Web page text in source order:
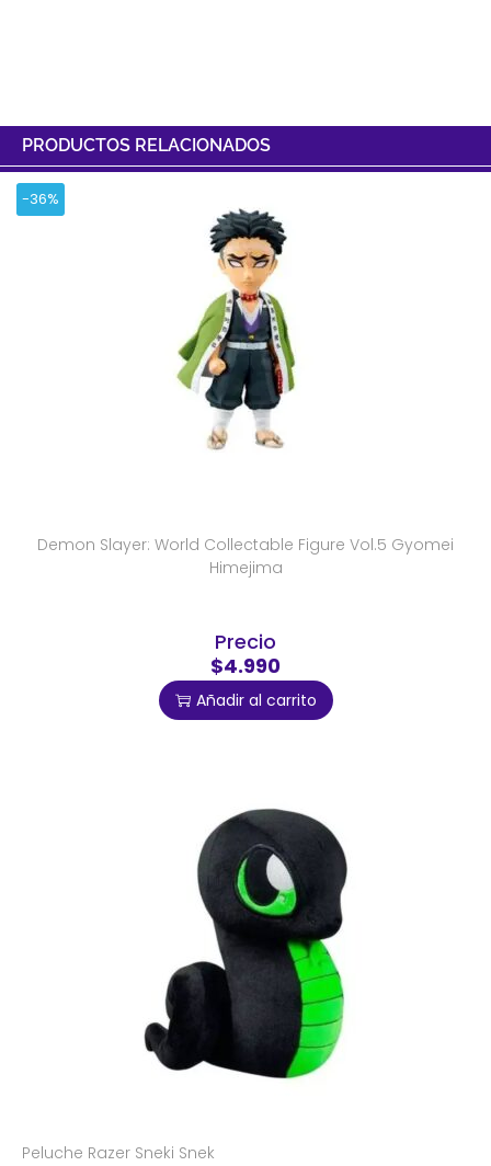
PRODUCTOS RELACIONADOS
-36%
Demon Slayer: World Collectable Figure Vol.5 Gyomei
Himejima
Precio
$4.990
Añadir al carrito
Peluche Razer Sneki Snek